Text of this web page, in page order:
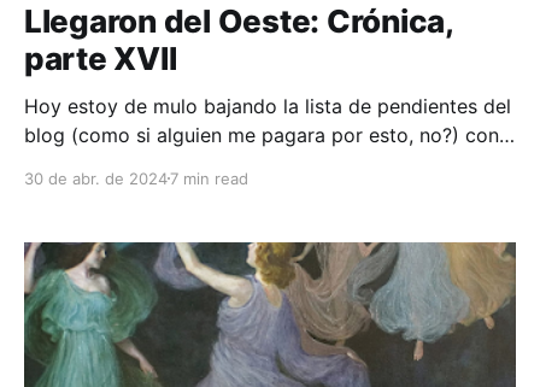
Llegaron del Oeste: Crónica,
parte XVII
Hoy estoy de mulo bajando la lista de pendientes del
blog (como si alguien me pagara por esto, no?) con
campaign is so big 😩), de Llegaron del Oeste...
30 de abr. de 20247 min read